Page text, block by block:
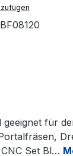
BF08120
geeignet für
Set Bl…